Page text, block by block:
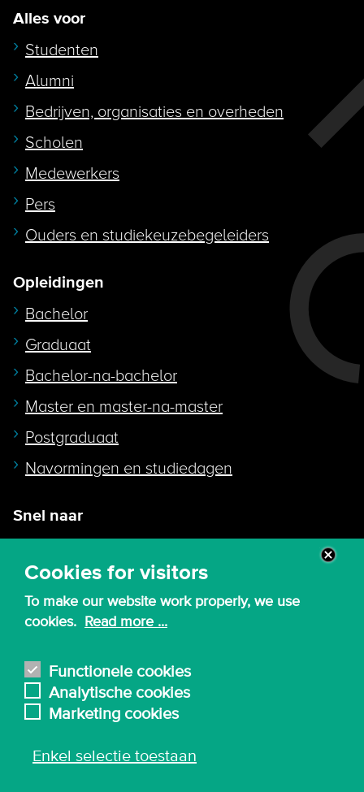
Cookies for visitors
To make our website work properly, we use
cookies. Read more ...
Functionele cookies
Analytische cookies
Marketing cookies
Enkel selectie toestaan
Alles voor
Studenten
Alumni
Bedrijven, organisaties en overheden
Scholen
Medewerkers
Pers
Ouders en studiekeuzebegeleiders
Opleidingen
Bachelor
Graduaat
Bachelor-na-bachelor
Master en master-na-master
Postgraduaat
Navormingen en studiedagen
Snel naar
Webmail
Canvas
Bibliotheek
English